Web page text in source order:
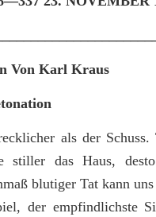
Von Karl Kraus
als der
stiller das Haus,
blutiger Tat kann
der empfindlichste